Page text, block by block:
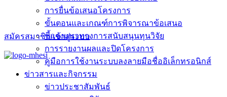
สมัครสมาชิก/เข้าสู่ระบบ
การยื่นข้อเสนอโครงการ
ขั้นตอนและเกณฑ์การพิจารณาข้อเสนอ
ชี้แจงแนวทางการสนับสนุนทุนวิจัย
การรายงานผลและปิดโครงการ
คู่มือการใช้งานระบบลงลายมือชื่ออิเล็กทรอนิกส์
ข่าวสารและกิจกรรม
ข่าวประชาสัมพันธ์